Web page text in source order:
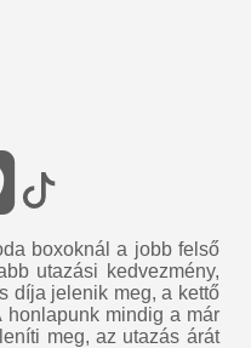
boxoknál a jobb felső
utazási kedvezmény,
díja jelenik meg, a kettő
honlapunk mindig a már
meg, az utazás árát